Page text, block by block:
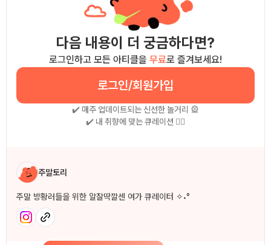
다음 내용이 더 궁금하다면?
로그인하고 모든 아티클을 무료로 즐겨보세요!
로그인/회원가입
✔️ 매주 업데이트되는 신선한 놀거리 🎡
✔️ 내 취향에 맞는 큐레이션 🧚‍♀
작성자 소개
주말토리
주말 방황러들을 위한 알잘딱깔센 여가 큐레이터 ✧˖°